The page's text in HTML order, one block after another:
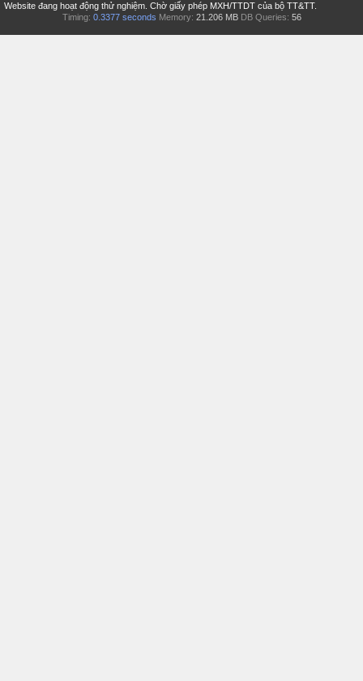
Website đang hoạt động thử nghiệm. Chờ giấy phép MXH/TTDT của bộ TT&TT.
Timing: 0.3377 seconds Memory: 21.206 MB DB Queries: 56